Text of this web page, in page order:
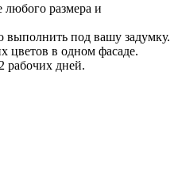
размера и
выполнить под вашу задумку.
цветов в одном фасаде.
рабочих дней.